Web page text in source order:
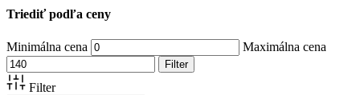
Triediť podľa ceny
Minimálna cena Maximálna cena
Filter
Filter